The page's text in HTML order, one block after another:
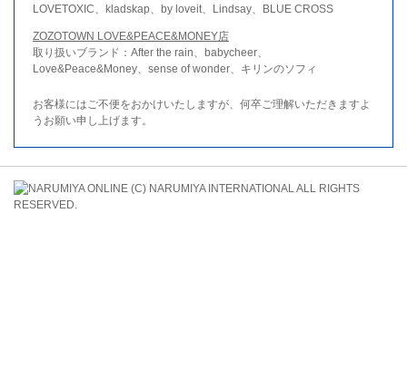
LOVETOXIC、kladskap、by loveit、Lindsay、BLUE CROSS
ZOZOTOWN LOVE&PEACE&MONEY店
取り扱いブランド：After the rain、babycheer、
Love&Peace&Money、sense of wonder、キリンのソフィ
お客様にはご不便をおかけいたしますが、何卒ご理解いただきますよ
うお願い申し上げます。